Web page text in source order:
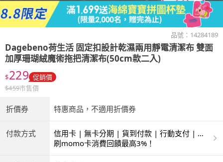
品號： 14284189
Dagebeno荷生活 固定扣設計乾濕兩用靜電清潔布 雙面
加厚珊瑚絨魔術拖把清潔布(50cm款二入)
$229 促銷價
$459市售價
折價券 特惠商品，不適用折價券
付款方式
信用卡 | 無卡分期 | 貨到付款 | 行動支付 | 超
商付款 | ATM | 銀聯卡
刷momo卡消費回饋最高3%！